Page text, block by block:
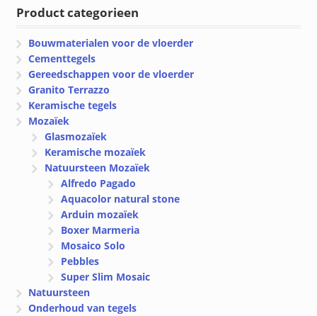
Product categorieen
Bouwmaterialen voor de vloerder
Cementtegels
Gereedschappen voor de vloerder
Granito Terrazzo
Keramische tegels
Mozaïek
Glasmozaïek
Keramische mozaïek
Natuursteen Mozaïek
Alfredo Pagado
Aquacolor natural stone
Arduin mozaïek
Boxer Marmeria
Mosaico Solo
Pebbles
Super Slim Mosaic
Natuursteen
Onderhoud van tegels